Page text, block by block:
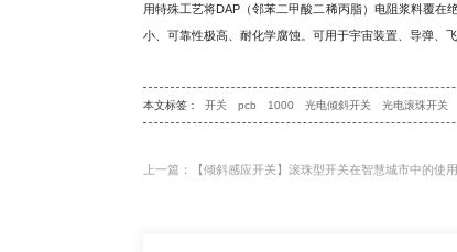
用特殊工艺将DAP（邻苯二甲酸二稀丙脂）电阻浆料覆
小、可靠性极高、耐化学腐蚀。可用于宇宙装置、导弹、
本文标签： 开关 pcb 1000 光电倾斜开关 光电滚珠开关
上一篇：【倾斜感应开关】滚珠型开关在智慧城市中的使